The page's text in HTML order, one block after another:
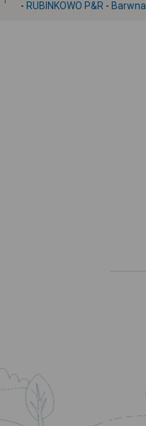
- RUBINKOWO P&R - Barwna